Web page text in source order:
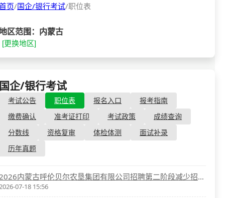
报考指南
缴费确认
准考证打印
成绩查询
分数线
资格复审
面试补录
历年真题
各省公务员考试
教师资格/教师编制
国企/银行考试
页/国企/银行考试/职位表
区范围：内蒙古
[更换地区]
企/银行考试- 职位表
考试公告 职位表 报名入口
报考指南
缴费确认
准考证打印 考试政策
成绩查询
分数线
资格复审 体检体测
面试补录
历年真题
2026内蒙古呼伦贝尔农垦集团有限公司招聘第二阶段减少招聘岗位公告
07-18 15:56